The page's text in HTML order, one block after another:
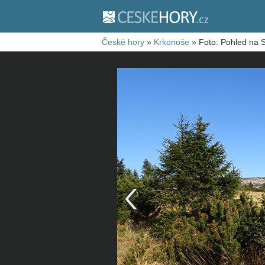
České hory » Krkonoše » Foto: Pohled na